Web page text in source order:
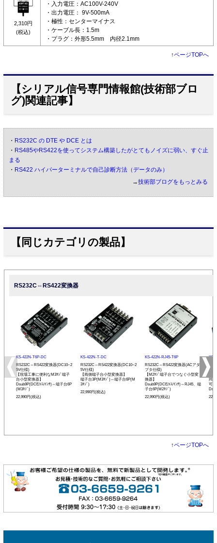
2,310円
(税込)
・入力電圧：AC100V-240V
・出力電圧： 9V-500mA
・極性：センターマイナス
・ケーブル長：1.5m
・プラグ：外形5.5mm 内径2.1mm
↑ページTOPへ
【シリアル信号専門情報館(技術部ブロ
グ)関連記事】
・ RS232C の DTE や DCE とは
・ RS485やRS422を使ってシステム構築したがとてもノイズに弱い、すぐ止
まる
・ RS422 ハイパーターミナルで自己診断方法（データのみ）
→技術部ブログをもっとみる
【同じカテゴリの製品】
RS232C⇔RS422変換器
KS-422N-T6P-DC
RS232C⇔RS422変換器(DC10~2
5V仕様)
【現場工事に便利なM3ﾈｼﾞ端子
台小型変換器】
Dsub9P(DCE/ﾒｽ/ｲﾝﾁ)⇔端子台6P
(M3ﾈｼﾞ)
22,990円(税込)
KS-422N-T-DC
RS232C⇔RS422変換器(DC10~2
5V仕様)
【両側端子台小型変換器】
端子台3P(M3ﾈｼﾞ)⇔端子台6P(M
3ﾈｼﾞ)
22,990円(税込)
KS-422N-RJ45-T6P
RS232C⇔RS422変換器(ACアダ
プタ仕様)
【M2ﾈｼﾞ端子台でつなぐ小型変
換器】
Dsub9P(DCE/ﾒｽ/ｲﾝﾁ)⇔RJ45、端
子台6P(M2ﾈｼﾞ)
22,990円(税込)
KS-
プ
同
可
↑ページTOPへ